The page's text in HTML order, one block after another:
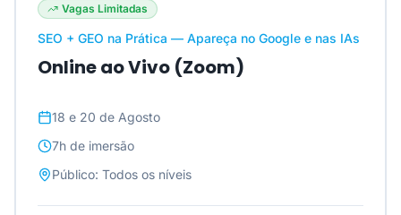
Vagas Limitadas
SEO + GEO na Prática — Apareça no Google e nas IAs
Online ao Vivo (Zoom)
18 e 20 de Agosto
7h de imersão
Público: Todos os níveis